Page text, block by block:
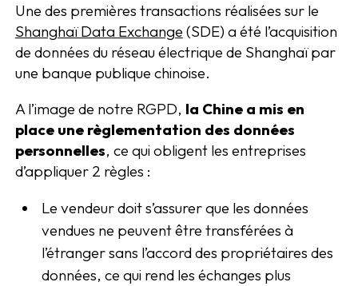
Une des premières transactions réalisées sur le
Shanghaï Data Exchange (SDE) a été l’acquisition
de données du réseau électrique de Shanghaï par
une banque publique chinoise.
A l’image de notre RGPD, la Chine a mis en
place une règlementation des données
personnelles, ce qui obligent les entreprises
d’appliquer 2 règles :
Le vendeur doit s’assurer que les données
vendues ne peuvent être transférées à
l’étranger sans l’accord des propriétaires des
données, ce qui rend les échanges plus